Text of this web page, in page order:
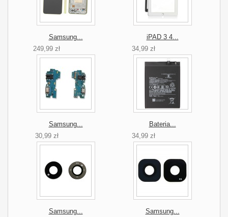
Samsung...
249,99 zł
iPAD 3 4...
34,99 zł
Samsung...
30,99 zł
Bateria...
34,99 zł
Samsung... Samsung...